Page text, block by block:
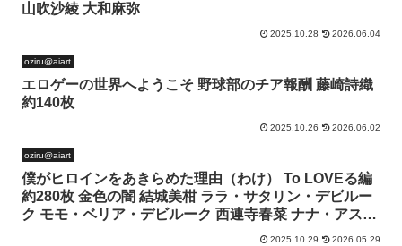
山吹沙綾 大和麻弥
2025.10.28 2026.06.04
oziru@aiart
エロゲーの世界へようこそ 野球部のチア報酬 藤崎詩織
約140枚
2025.10.26 2026.06.02
oziru@aiart
僕がヒロインをあきらめた理由（わけ） To LOVEる編
約280枚 金色の闇 結城美柑 ララ・サタリン・デビルー
ク モモ・ベリア・デビルーク 西連寺春菜 ナナ・アス
2025.10.29 2026.05.29